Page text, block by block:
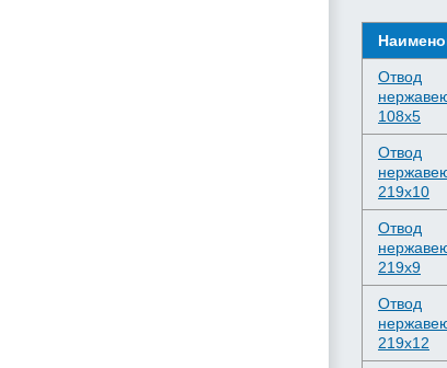
Отвод
108х5
Отвод
219х10
Отвод
219х9
Отвод
219х12